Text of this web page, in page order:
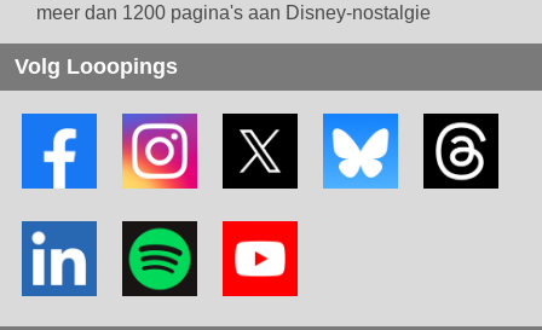
meer dan 1200 pagina's aan Disney-nostalgie
Volg Looopings